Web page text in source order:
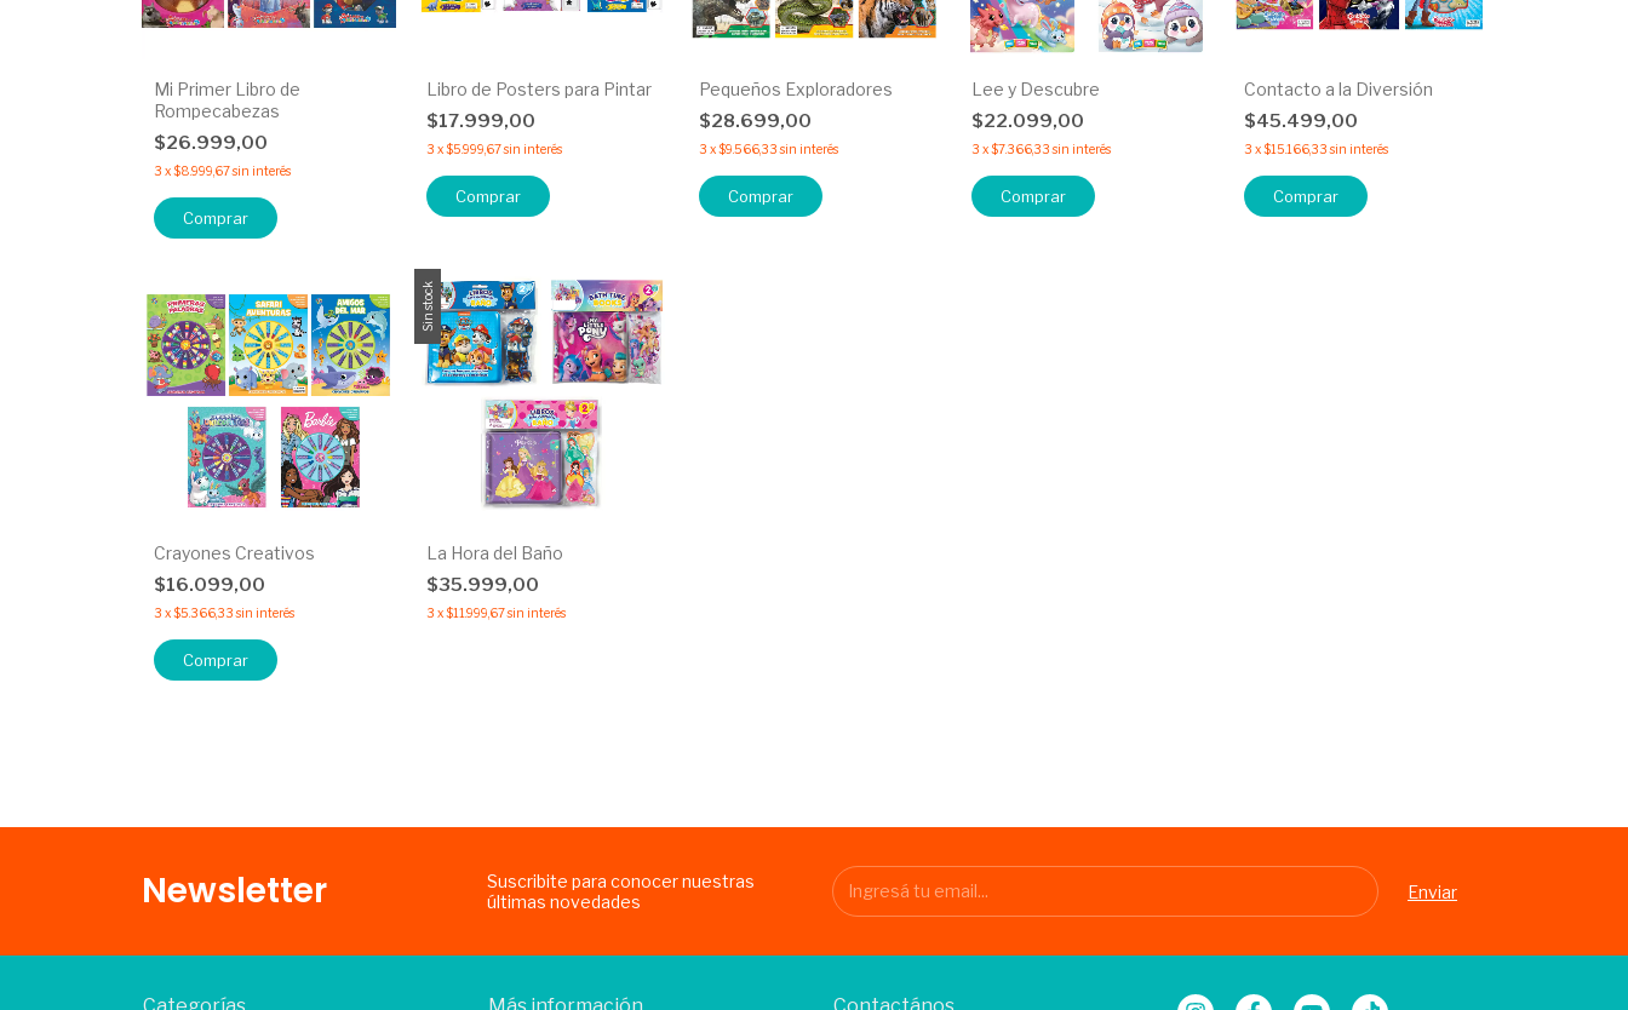
Mi Primer Libro de
Rompecabezas
$26.999,00
3 x$8.999,67sin interés
Comprar
Libro de Posters para Pintar
$17.999,00
3 x$5.999,67sin interés
Comprar
Pequeños Exploradores
$28.699,00
3 x$9.566,33 sin interés
Comprar
Lee y Descubre
$22.099,00
3 x$7.366,33 sin interés
Comprar
Contacto a la Diversión
$45.499,00
3 x$15.166,33 sin interés
Comprar
Crayones Creativos
$16.099,00
3 x$5.366,33 sin interés
Comprar
Sin stock
La Hora del Baño
$35.999,00
3 x$11.999,67sin interés
Newsletter
Suscribite para conocer nuestras
últimas novedades